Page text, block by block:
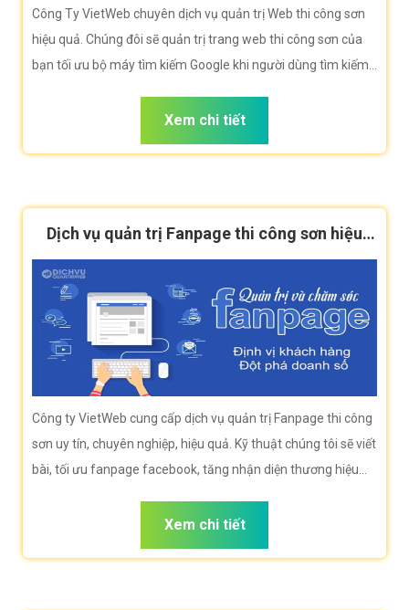
Công Ty VietWeb chuyên dịch vụ quản trị Web thi công sơn
hiệu quả. Chúng đôi sẽ quản trị trang web thi công sơn của
bạn tối ưu bộ máy tìm kiếm Google khi người dùng tìm kiếm
Xem chi tiết
Dịch vụ quản trị Fanpage thi công sơn hiệu
Công ty VietWeb cung cấp dịch vụ quản trị Fanpage thi công
sơn uy tín, chuyên nghiệp, hiệu quả. Kỹ thuật chúng tôi sẽ viết
bài, tối ưu fanpage facebook, tăng nhận diện thương hiệu
Xem chi tiết